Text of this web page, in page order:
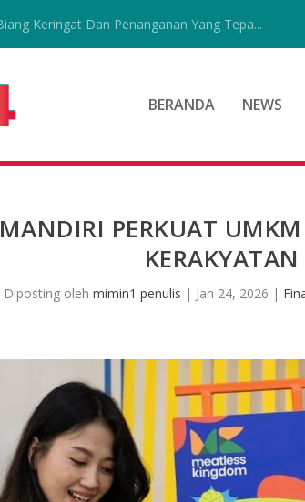
Keringat Dan Penanganan Yang Tepa...
BERANDA NEWS
PERKUAT
KERAKYATAN
Diposting olehmimin1 penulis | Jan 24, 2026 |